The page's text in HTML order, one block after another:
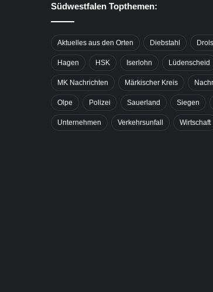
Südwestfalen Topthemen:
Aktuelles aus den Orten Diebstahl
Hagen HSK Iserlohn Lüdenscheid
MK Nachrichten Märkischer Kreis
Olpe Polizei Sauerland Siegen
Unternehmen Verkehrsunfall Wirtschaft